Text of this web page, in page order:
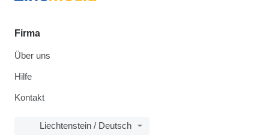
Firma
Über uns
Hilfe
Kontakt
Liechtenstein / Deutsch